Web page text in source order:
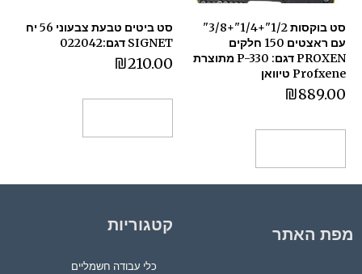
סט בוקסות 1/2"+1/4"+3/8"
עם ראצטים 150 חלקים
PROXEN דגם: P-330 מתוצרת
Profxene טיוואן
₪889.00
סט ביטים טבעת צבעוני 56 יח
SIGNET דגם:022042
₪210.00
מפת האתר קטגוריות
כלי עבודה חשמליים